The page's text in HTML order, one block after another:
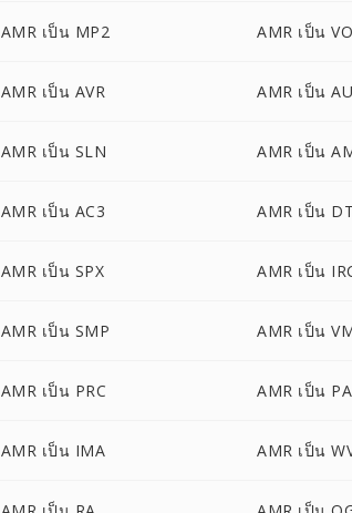
AMR เป็น MP2 AMR เป็น
AMR เป็น AVR AMR เป็น AU
AMR เป็น SLN AMR เป็น
AMR เป็น AC3 AMR เป็น
AMR เป็น SPX AMR เป็น
AMR เป็น SMP AMR เป็น
AMR เป็น PRC AMR เป็น
AMR เป็น IMA AMR เป็น